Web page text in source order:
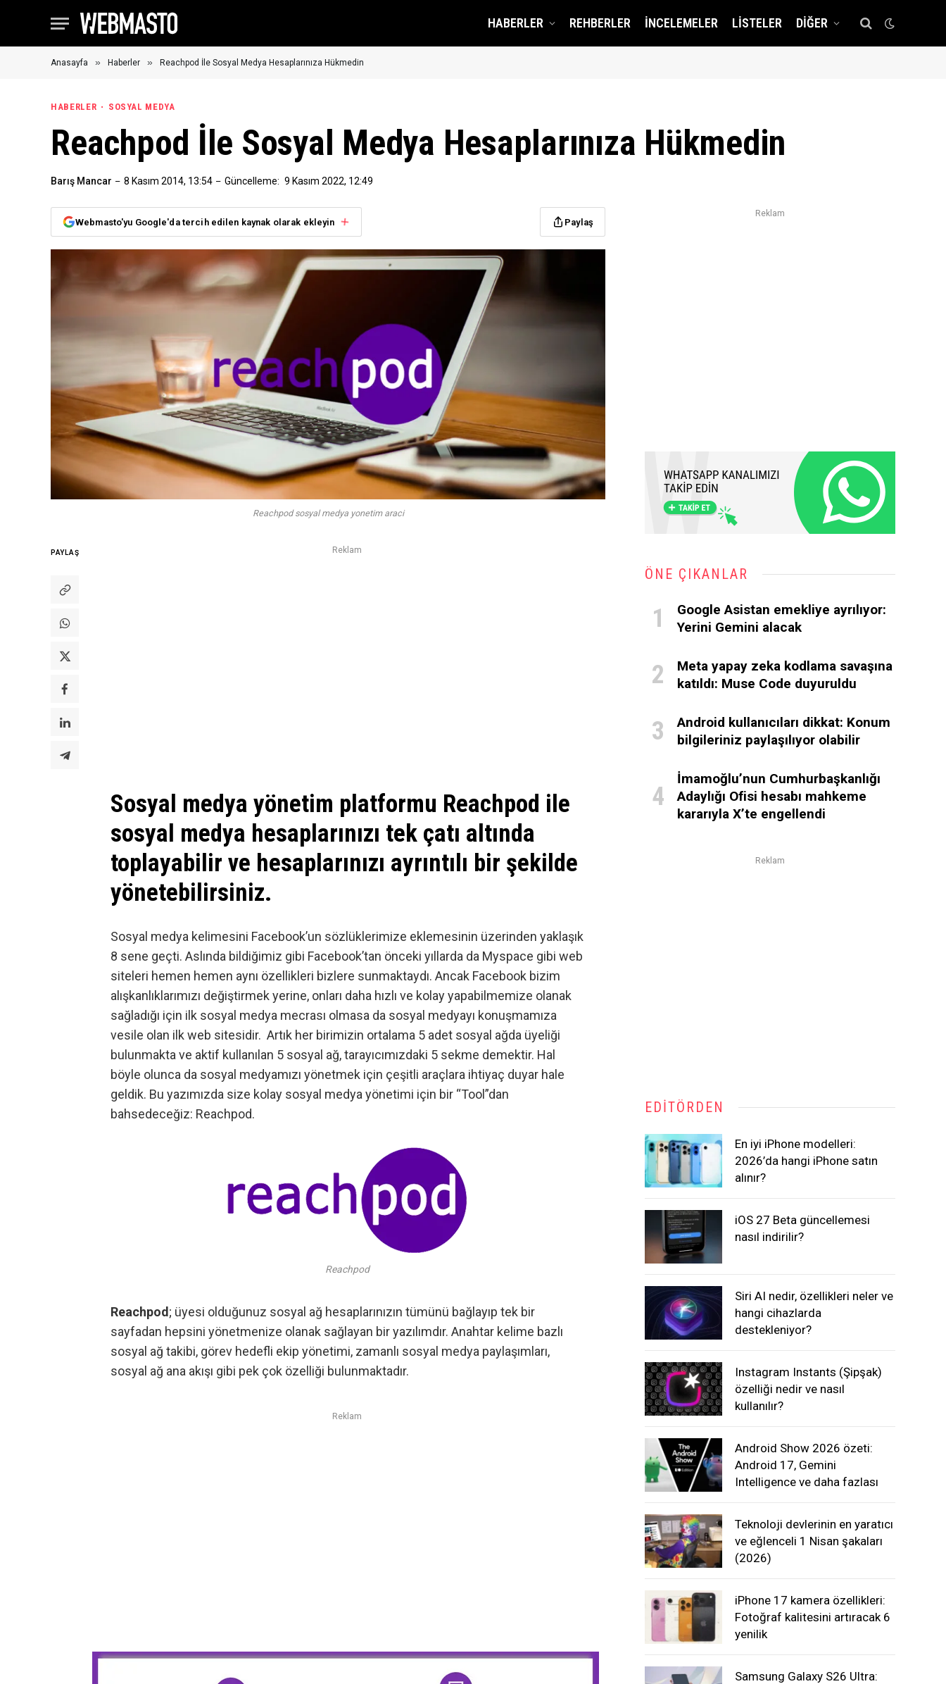
HABERLER REHBERLER İNCELEMELER LISTELER DIĞER
Anasayfa » Haberler » Reachpod İle Sosyal Medya Hesaplarınıza Hükmedin
HABERLER SOSYAL MEDYA
Reachpod İle Sosyal Medya Hesaplarınıza Hükmedin
Barış Mancar 8 Kasım 2014, 13:54 Güncelleme: 9 Kasım 2022, 12:49
Webmasto'yu Google'da tercih edilen kaynak olarak ekleyin Paylaş
Reachpod sosyal medya yonetim araci
PAYLAŞ Reklam
Sosyal medya yönetim platformu Reachpod ile
sosyal medya hesaplarınızı tek çatı altında
toplayabilir ve hesaplarınızı ayrıntılı bir şekilde
yönetebilirsiniz.
Sosyal medya kelimesini Facebook’un sözlüklerimize eklemesinin üzerinden yaklaşık
8 sene geçti. Aslında bildiğimiz gibi Facebook’tan önceki yıllarda da Myspace gibi web
siteleri hemen hemen aynı özellikleri bizlere sunmaktaydı. Ancak Facebook bizim
alışkanlıklarımızı değiştirmek yerine, onları daha hızlı ve kolay yapabilmemize olanak
sağladığı için ilk sosyal medya mecrası olmasa da sosyal medyayı konuşmamıza
vesile olan ilk web sitesidir. Artık her birimizin ortalama 5 adet sosyal ağda üyeliği
bulunmakta ve aktif kullanılan 5 sosyal ağ, tarayıcımızdaki 5 sekme demektir. Hal
böyle olunca da sosyal medyamızı yönetmek için çeşitli araçlara ihtiyaç duyar hale
geldik. Bu yazımızda size kolay sosyal medya yönetimi için bir “Tool”dan
bahsedeceğiz: Reachpod.
Reachpod
Reachpod; üyesi olduğunuz sosyal ağ hesaplarınızın tümünü bağlayıp tek bir
sayfadan hepsini yönetmenize olanak sağlayan bir yazılımdır. Anahtar kelime bazlı
sosyal ağ takibi, görev hedefli ekip yönetimi, zamanlı sosyal medya paylaşımları,
sosyal ağ ana akışı gibi pek çok özelliği bulunmaktadır.
Reklam
Reklam
ÖNE ÇIKANLAR
Google Asistan emekliye ayrılıyor:
Yerini Gemini alacak
Meta yapay zeka kodlama savaşına
katıldı: Muse Code duyuruldu
Android kullanıcıları dikkat: Konum
bilgileriniz paylaşılıyor olabilir
İmamoğlu’nun Cumhurbaşkanlığı
Adaylığı Ofisi hesabı mahkeme
kararıyla X’te engellendi
Reklam
EDITÖRDEN
En iyi iPhone modelleri:
2026’da hangi iPhone satın
alınır?
iOS 27 Beta güncellemesi
nasıl indirilir?
Siri AI nedir, özellikleri neler ve
hangi cihazlarda
destekleniyor?
Instagram Instants (Şipşak)
özelliği nedir ve nasıl
kullanılır?
Android Show 2026 özeti:
Android 17, Gemini
Intelligence ve daha fazlası
Teknoloji devlerinin en yaratıcı
ve eğlenceli 1 Nisan şakaları
(2026)
iPhone 17 kamera özellikleri:
Fotoğraf kalitesini artıracak 6
yenilik
Samsung Galaxy S26 Ultra: